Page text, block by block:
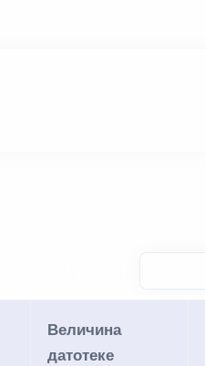
Величина
датотеке